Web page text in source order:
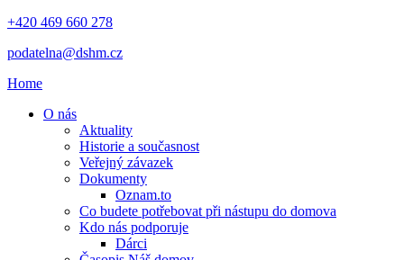
+420 469 660 278
podatelna@dshm.cz
Home
O nás
Aktuality
Historie a současnost
Veřejný závazek
Dokumenty
Oznam.to
Co budete potřebovat při nástupu do domova
Kdo nás podporuje
Dárci